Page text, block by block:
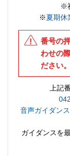
※
※夏期休
番号の
わせの
ださい。
上記
音声ガイダンス
ガイダンスを